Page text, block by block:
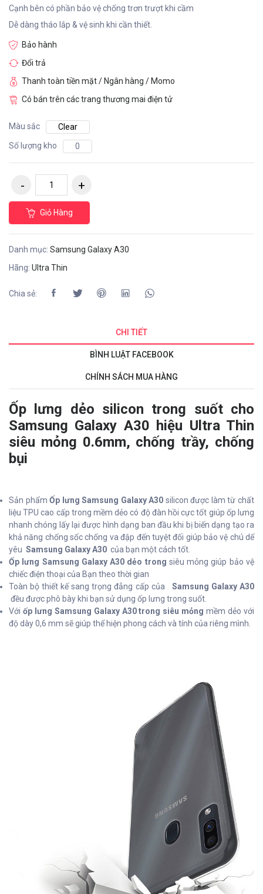
Cạnh bên có phần bảo vệ chống trơn trượt khi cầm
Dễ dàng tháo lắp & vệ sinh khi cần thiết.
Bảo hành
Đổi trả
Thanh toàn tiền mặt / Ngân hàng / Momo
Có bán trên các trang thương mai điện tử
Màu sắc
Clear
Số lượng kho
0
Giỏ Hàng
Danh mục: Samsung Galaxy A30
Hãng: Ultra Thin
Chia sẻ:
CHI TIẾT
BÌNH LUẬT FACEBOOK
CHÍNH SÁCH MUA HÀNG
Ốp lưng dẻo silicon trong suốt cho
Samsung Galaxy A30 hiệu Ultra Thin
siêu mỏng 0.6mm, chống trầy, chống
bụi
Sản phẩmỐp lưng Samsung Galaxy A30 silicon được làm từ chất
liệu TPU cao cấp trong mềm dẻo có độ đàn hồi cực tốt giúp ốp lưng
nhanh chóng lấy lại được hình dạng ban đầu khi bị biến dạng tạo ra
khả năng chống sốc chống va đập đến tuyệt đối giúp bảo vệ chú dế
yêu Samsung Galaxy A30 của bạn một cách tốt.
Ốp lưng Samsung Galaxy A30 dẻo trong siêu mỏng giúp bảo vệ
chiếc điện thoại của Bạn theo thời gian
Toàn bộ thiết kế sang trọng đẳng cấp của
Samsung Galaxy A30
đều được phô bày khi bạn sử dụng ốp lưng trong suốt.
Với ốp lưng Samsung Galaxy A30 trong siêu mỏng mềm dẻo với
độ dày 0,6 mm sẽ giúp thể hiện phong cách và tính của riêng mình.